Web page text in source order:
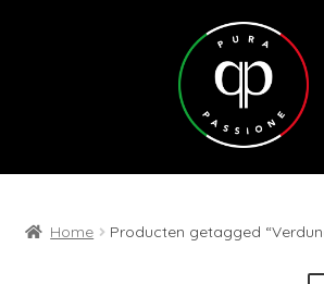
Home Producten getagged